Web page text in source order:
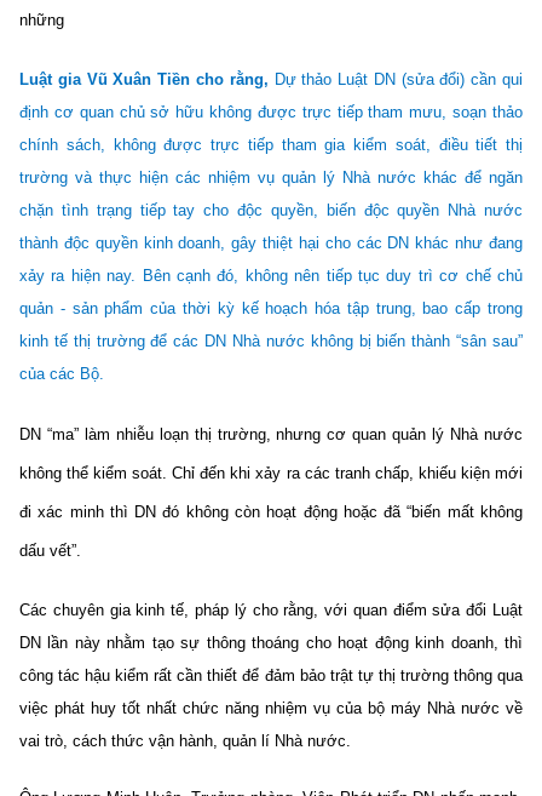
những
Luật gia Vũ Xuân Tiền cho rằng, Dự thảo Luật DN (sửa đổi) cần qui
định cơ quan chủ sở hữu không được trực tiếp tham mưu, soạn thảo
chính sách, không được trực tiếp tham gia kiểm soát, điều tiết thị
trường và thực hiện các nhiệm vụ quản lý Nhà nước khác để ngăn
chặn tình trạng tiếp tay cho độc quyền, biến độc quyền Nhà nước
thành độc quyền kinh doanh, gây thiệt hại cho các DN khác như đang
xảy ra hiện nay. Bên cạnh đó, không nên tiếp tục duy trì cơ chế chủ
quản - sản phẩm của thời kỳ kế hoạch hóa tập trung, bao cấp trong
kinh tế thị trường để các DN Nhà nước không bị biến thành “sân sau”
của các Bộ.
DN “ma” làm nhiễu loạn thị trường, nhưng cơ quan quản lý Nhà nước
không thể kiểm soát. Chỉ đến khi xảy ra các tranh chấp, khiếu kiện mới
đi xác minh thì DN đó không còn hoạt động hoặc đã “biến mất không
dấu vết”.
Các chuyên gia kinh tế, pháp lý cho rằng, với quan điểm sửa đổi Luật
DN lần này nhằm tạo sự thông thoáng cho hoạt động kinh doanh, thì
công tác hậu kiểm rất cần thiết để đảm bảo trật tự thị trường thông qua
việc phát huy tốt nhất chức năng nhiệm vụ của bộ máy Nhà nước về
vai trò, cách thức vận hành, quản lí Nhà nước.